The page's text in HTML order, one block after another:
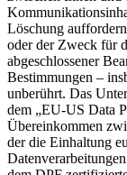
Löschung
oder der Zweck für
abgeschlossener
Bestimmungen –
unberührt. Das
dem „EU-US Data
Übereinkommen
der die Einhaltung